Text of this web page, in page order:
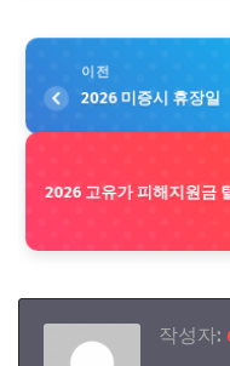
이전
2026 미증시 휴장일
2026 고유가 피해지원금
작성자: